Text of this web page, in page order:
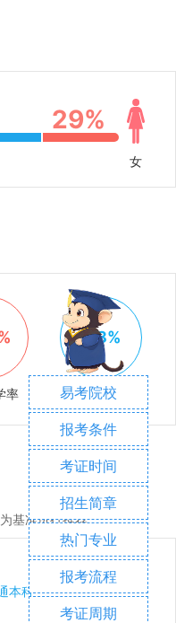
29%
女
率
4.8%
出国率
基准进行推荐
本科
易考院校
报考条件
考证时间
招生简章
热门专业
报考流程
考证周期